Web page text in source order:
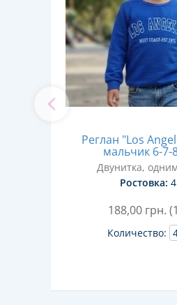
Реглан "Los
мальчик 6-7-
Двунитка,
Ростовка:
188,00 грн.
Количество: